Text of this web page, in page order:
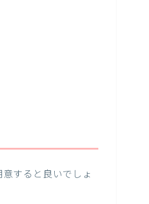
すると良いでしょ